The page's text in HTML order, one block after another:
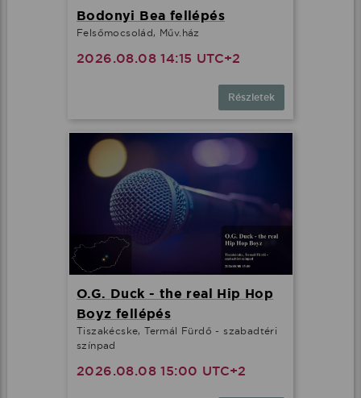
Bodonyi Bea fellépés
Felsőmocsolád, Műv.ház
2026.08.08 14:15 UTC+2
Részletek
O.G. Duck - the real Hip Hop
Boyz fellépés
Tiszakécske, Termál Fürdő - szabadtéri
színpad
2026.08.08 15:00 UTC+2